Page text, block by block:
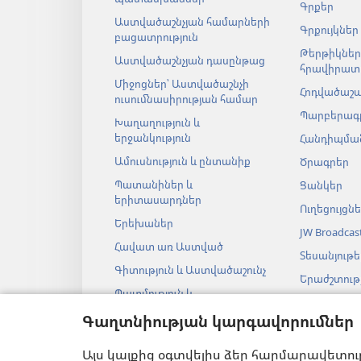
Գաղտնիության կարգավորումներ
Այս կայքից օգտվելիս ձեր
Աստվածաշնչյան համարների
բացատրություն
Աստվածաշնչյան դասընթաց
Միջոցներ՝ Աստվածաշնչի
ուսումնասիրության համար
Խաղաղություն և
երջանկություն
Ամուսնություն և ընտանիք
Պատանիներ և
երիտասարդներ
Երեխաներ
Հավատ առ Աստված
Գիտություն և Աստվածաշունչ
Պատմություն և
Գրքեր
Գրքույկներ
Ծրագրեր
Ցանկեր
JW